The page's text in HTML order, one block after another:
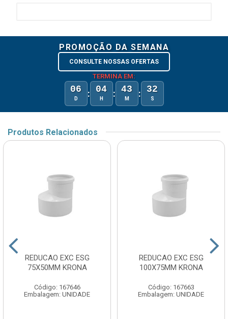
PROMOÇÃO DA SEMANA
CONSULTE NOSSAS OFERTAS
TERMINA EM:
06
D : 04
H : 43
M : 32
S
Produtos Relacionados
REDUCAO EXC ESG
75X50MM KRONA
Código: 167646
Embalagem: UNIDADE
REDUCAO EXC ESG
100X75MM KRONA
Código: 167663
Embalagem: UNIDADE